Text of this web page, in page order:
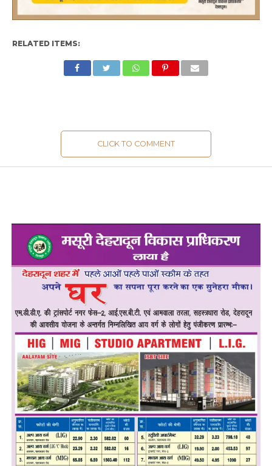
RELATED ITEMS:
CLICK TO COMMENT